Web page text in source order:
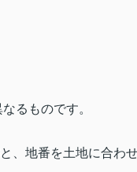
るものです。
、地番を土地に合わ